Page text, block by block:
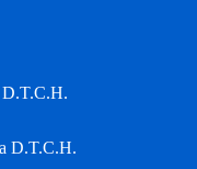
D.T.C.H.
D.T.C.H.